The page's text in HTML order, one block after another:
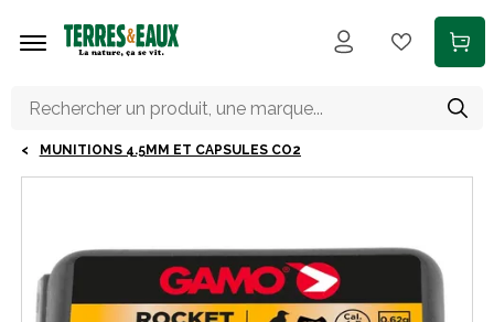
MUNITIONS 4.5MM ET CAPSULES CO2